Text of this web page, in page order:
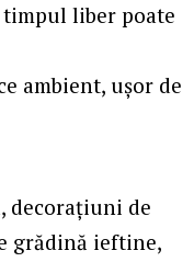
liber poate
ambient, ușor de
decorațiuni de
grădină ieftine,